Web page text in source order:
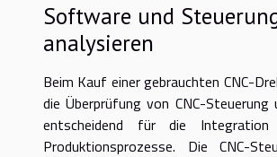
Software und
analysieren
Beim Kauf einer gebrauchten CNC-
die Überprüfung von CNC-
entscheidend für die
Produktionsprozesse. Die CNC-